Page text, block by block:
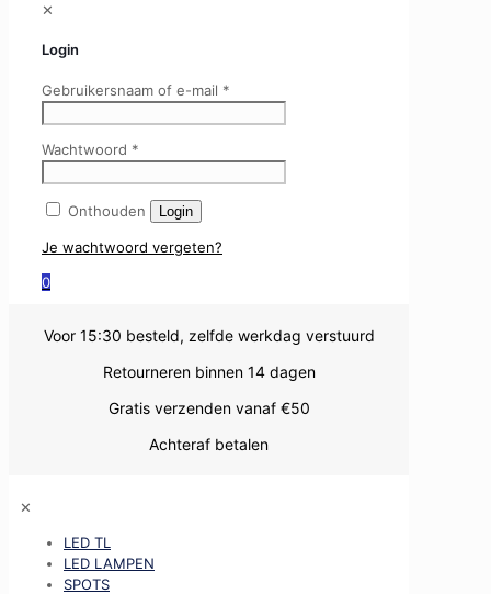
✕
Login
Gebruikersnaam of e-mail *
Wachtwoord *
Onthouden Login
Je wachtwoord vergeten?
0
Voor 15:30 besteld, zelfde werkdag verstuurd
Retourneren binnen 14 dagen
Gratis verzenden vanaf €50
Achteraf betalen
✕
LED TL
LED LAMPEN
SPOTS